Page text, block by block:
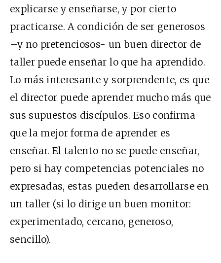
explicarse y enseñarse, y por cierto
practicarse. A condición de ser generosos
–y no pretenciosos- un buen director de
taller puede enseñar lo que ha aprendido.
Lo más interesante y sorprendente, es que
el director puede aprender mucho más que
sus supuestos discípulos. Eso confirma
que la mejor forma de aprender es
enseñar. El talento no se puede enseñar,
pero si hay competencias potenciales no
expresadas, estas pueden desarrollarse en
un taller (si lo dirige un buen monitor:
experimentado, cercano, generoso,
sencillo).